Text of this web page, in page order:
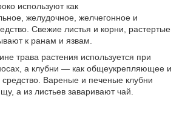
используют как
желудочное, желчегонное и
Свежие листья и корни, растертые
к ранам и язвам.
трава растения используется при
а клубни — как общеукрепляющее и
Вареные и печеные клубни
а из листьев заваривают чай.